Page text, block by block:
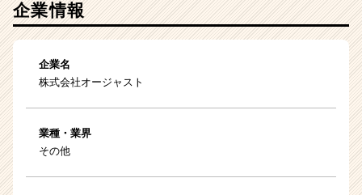
企業情報
企業名
株式会社オージャスト
業種・業界
その他